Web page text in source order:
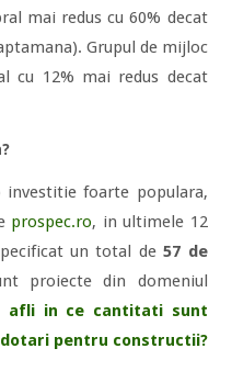
mai redus cu 60% decat
Grupul de mijloc
cu 12% mai redus decat
investitie foarte populara,
prospec.ro, in ultimele 12
un total de57 de
proiecte din domeniul
afli in ce cantitati sunt
pentru constructii?